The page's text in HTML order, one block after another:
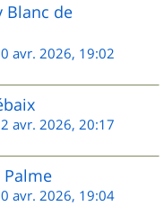
Blanc de
avr. 2026, 19:02
avr. 2026, 20:17
Palme
avr. 2026, 19:04